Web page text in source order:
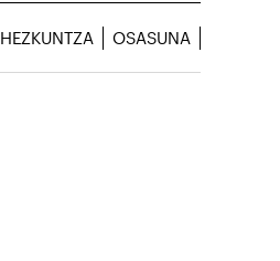
HEZKUNTZA OSASUNA